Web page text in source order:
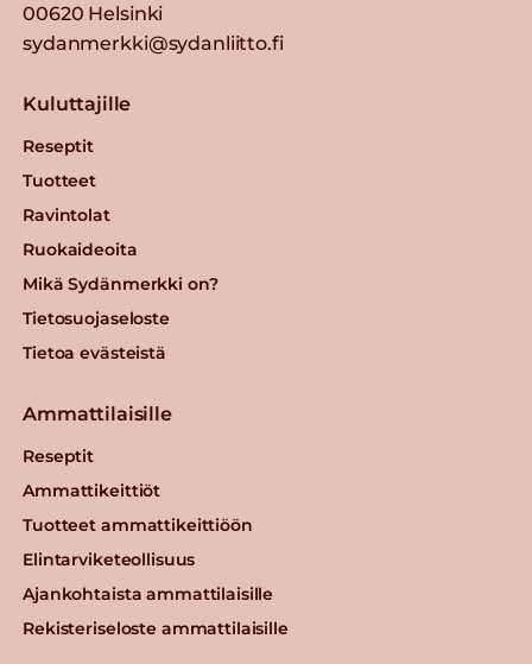
00620 Helsinki
sydanmerkki@sydanliitto.fi
Kuluttajille
Reseptit
Tuotteet
Ravintolat
Ruokaideoita
Mikä Sydänmerkki on?
Tietosuojaseloste
Tietoa evästeistä
Ammattilaisille
Reseptit
Ammattikeittiöt
Tuotteet ammattikeittiöön
Elintarviketeollisuus
Ajankohtaista ammattilaisille
Rekisteriseloste ammattilaisille